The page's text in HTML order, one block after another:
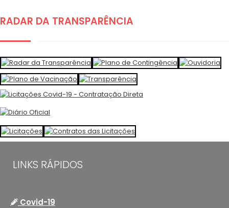
RADAR DA TRANSPARÊNCIA
LINKS RÁPIDOS
Covid-19